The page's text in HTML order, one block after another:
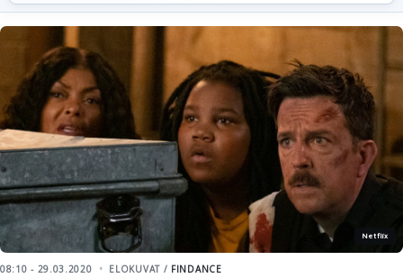
Netflix
08:10 - 29.03.2020 ELOKUVAT / FINDANCE